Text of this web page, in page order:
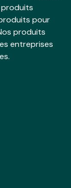
produits
pour
produits
entreprises